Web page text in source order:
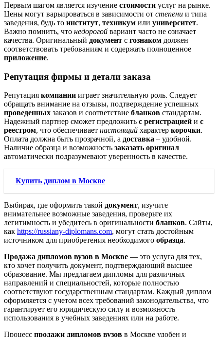
Первым шагом является изучение стоимости услуг на рынке.
Цены могут варьироваться в зависимости от степени и типа
заведения, будь то институт, техникум или университет.
Важно помнить, что недорогой вариант часто не означает
качества. Оригинальный документ с гознаком должен
соответствовать требованиям и содержать полноценное
приложение.
Репутация фирмы и детали заказа
Репутация компании играет значительную роль. Следует
обращать внимание на отзывы, подтверждение успешных
проведенных заказов и соответствие бланков стандартам.
Надежный партнер сможет предложить с регистрацией и с
реестром, что обеспечивает настоящий характер корочки.
Оплата должна быть прозрачной, а доставка – удобной.
Наличие образца и возможность заказать оригинал
автоматически подразумевают уверенность в качестве.
Купить диплом в Москве
Выбирая, где оформить такой документ, изучите
внимательнее возможные заведения, проверьте их
легитимность и убедитесь в оригинальности бланков. Сайты,
как https://russiany-diplomans.com, могут стать достойным
источником для приобретения необходимого образца.
Продажа дипломов вузов в Москве — это услуга для тех,
кто хочет получить документ, подтверждающий высшее
образование. Мы предлагаем дипломы для различных
направлений и специальностей, которые полностью
соответствуют государственным стандартам. Каждый диплом
оформляется с учетом всех требований законодательства, что
гарантирует его юридическую силу и возможность
использования в учебных заведениях или на работе.
Процесс продажи дипломов вузов в Москве удобен и